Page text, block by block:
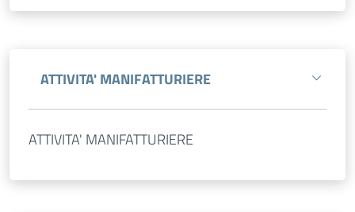
ATTIVITA' MANIFATTURIERE
ATTIVITA' MANIFATTURIERE